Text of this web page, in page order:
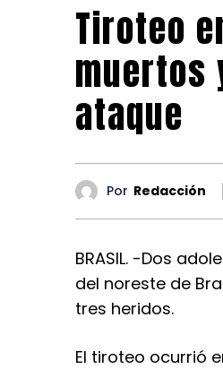
Tiroteo
muertos
ataque
Por Redacción
BRASIL. -Dos
del noreste de
tres heridos.
El tiroteo ocurrió